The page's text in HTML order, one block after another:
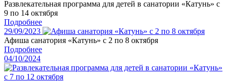
Развлекательная программа для детей в санатории «Катунь» с
9 по 14 октября
Подробнее
29/09/2023
Афиша санатория «Катунь» с 2 по 8 октября
Подробнее
04/10/2024